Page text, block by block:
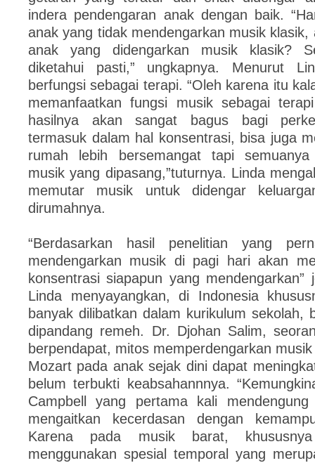
indera pendengaran anak dengan baik.
anak yang tidak mendengarkan musik klasik,
anak yang didengarkan musik klasik?
diketahui pasti,” ungkapnya. Menurut
berfungsi sebagai terapi. “Oleh karena itu
memanfaatkan fungsi musik sebagai
hasilnya akan sangat bagus bagi
termasuk dalam hal konsentrasi, bisa juga
rumah lebih bersemangat tapi
musik yang dipasang,”tuturnya. Linda
memutar musik untuk didengar
dirumahnya.
“Berdasarkan hasil penelitian yang
mendengarkan musik di pagi hari akan
konsentrasi siapapun yang mendengarkan”
Linda menyayangkan, di Indonesia
banyak dilibatkan dalam kurikulum sekolah,
dipandang remeh. Dr. Djohan Salim,
berpendapat, mitos memperdengarkan
Mozart pada anak sejak dini dapat
belum terbukti keabsahannnya.
Campbell yang pertama kali
mengaitkan kecerdasan dengan
Karena pada musik barat,
menggunakan spesial temporal yang